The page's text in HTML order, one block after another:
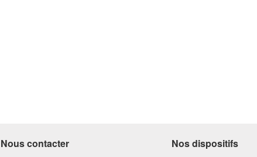
Nous contacter Nos dispositifs